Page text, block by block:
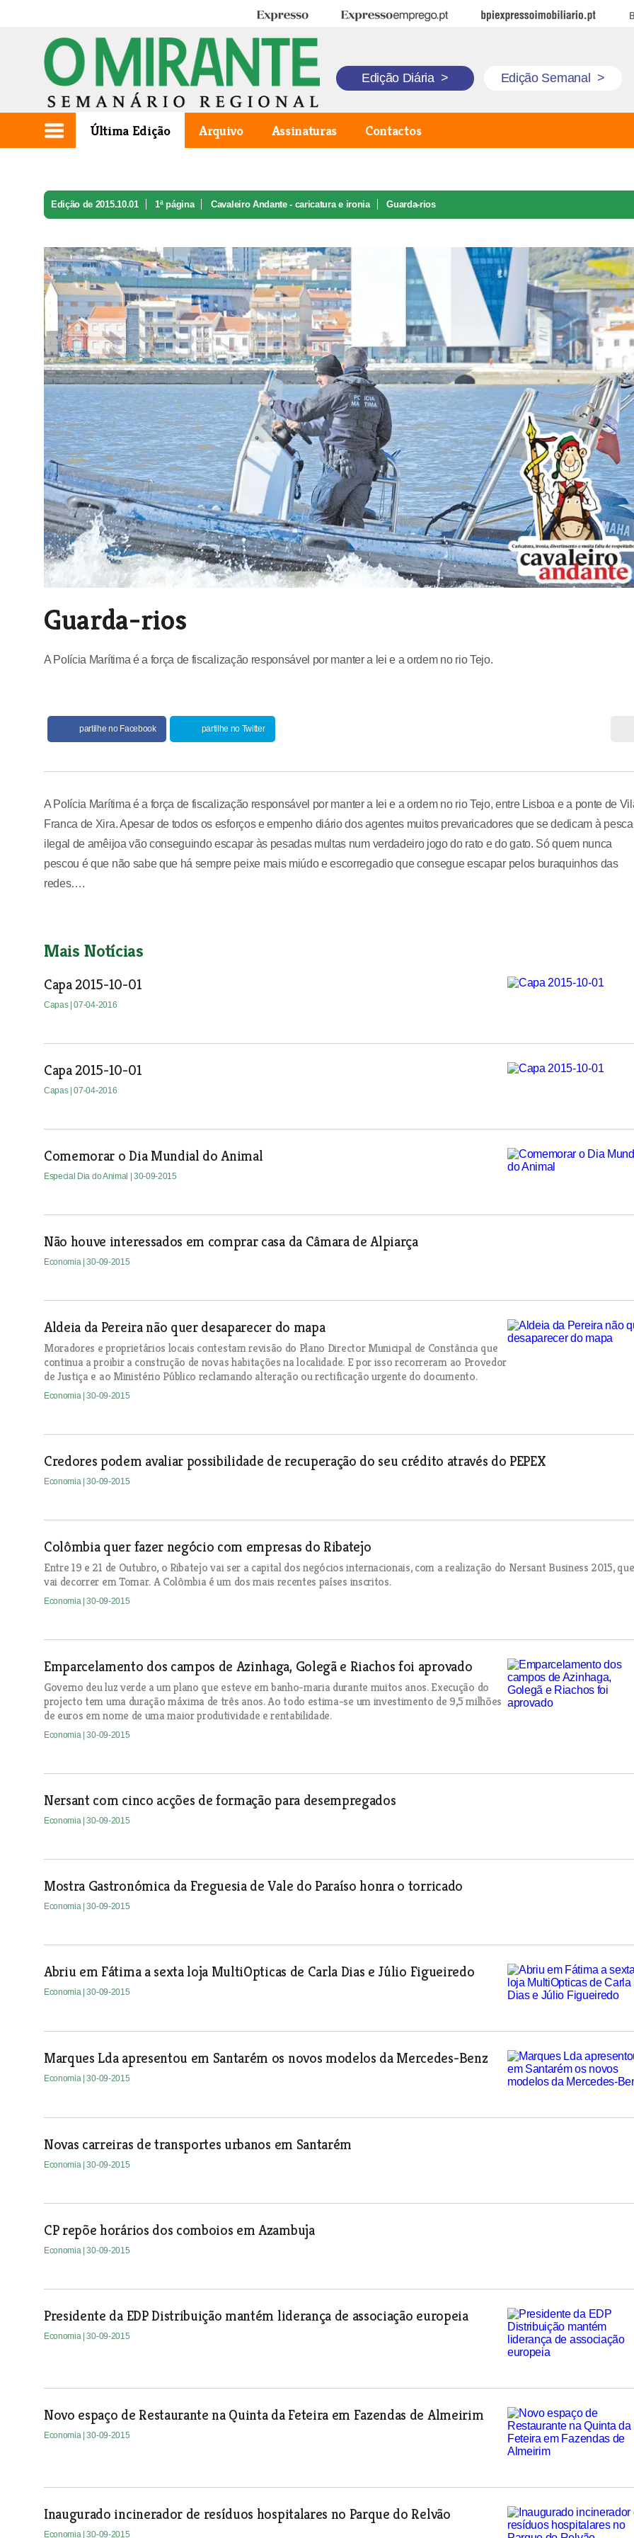
Expresso Expresso Emprego BPI Expresso Imobiliário
Edição Diária > Edição Semanal >
Última Edição Arquivo Assinaturas Contactos
Edição de 2015.10.01 1ª página Cavaleiro Andante - caricatura e ironia Guarda-rios
Guarda-rios
A Polícia Marítima é a força de fiscalização responsável por manter a lei e a ordem no rio Tejo.
partilhe no Facebook partilhe no Twitter
A Polícia Marítima é a força de fiscalização responsável por manter a lei e a ordem no rio Tejo, entre Lisboa e a ponte de
Franca de Xira. Apesar de todos os esforços e empenho diário dos agentes muitos prevaricadores que se dedicam à pesca
ilegal de amêijoa vão conseguindo escapar às pesadas multas num verdadeiro jogo do rato e do gato. Só quem nunca
pescou é que não sabe que há sempre peixe mais miúdo e escorregadio que consegue escapar pelos buraquinhos das
redes….
Mais Notícias
Capa 2015-10-01
Capas | 07-04-2016
Capa 2015-10-01
Capas | 07-04-2016
Comemorar o Dia Mundial do Animal
Especial Dia do Animal | 30-09-2015
Não houve interessados em comprar casa da Câmara de Alpiarça
Economia | 30-09-2015
Aldeia da Pereira não quer desaparecer do mapa
Moradores e proprietários locais contestam revisão do Plano Director Municipal de Constância que
continua a proibir a construção de novas habitações na localidade. E por isso recorreram ao Provedor
de Justiça e ao Ministério Público reclamando alteração ou rectificação urgente do documento.
Economia | 30-09-2015
Credores podem avaliar possibilidade de recuperação do seu crédito através do PEPEX
Economia | 30-09-2015
Colômbia quer fazer negócio com empresas do Ribatejo
Entre 19 e 21 de Outubro, o Ribatejo vai ser a capital dos negócios internacionais, com a realização do Nersant Business 2015, que
vai decorrer em Tomar. A Colômbia é um dos mais recentes países inscritos.
Economia | 30-09-2015
Emparcelamento dos campos de Azinhaga, Golegã e Riachos foi aprovado
Governo deu luz verde a um plano que esteve em banho-maria durante muitos anos. Execução do
projecto tem uma duração máxima de três anos. Ao todo estima-se um investimento de 9,5 milhões
de euros em nome de uma maior produtividade e rentabilidade.
Economia | 30-09-2015
Nersant com cinco acções de formação para desempregados
Economia | 30-09-2015
Mostra Gastronómica da Freguesia de Vale do Paraíso honra o torricado
Economia | 30-09-2015
Abriu em Fátima a sexta loja MultiOpticas de Carla Dias e Júlio Figueiredo
Economia | 30-09-2015
Marques Lda apresentou em Santarém os novos modelos da Mercedes-Benz
Economia | 30-09-2015
Novas carreiras de transportes urbanos em Santarém
Economia | 30-09-2015
CP repõe horários dos comboios em Azambuja
Economia | 30-09-2015
Presidente da EDP Distribuição mantém liderança de associação europeia
Economia | 30-09-2015
Novo espaço de Restaurante na Quinta da Feteira em Fazendas de Almeirim
Economia | 30-09-2015
Inaugurado incinerador de resíduos hospitalares no Parque do Relvão
Economia | 30-09-2015